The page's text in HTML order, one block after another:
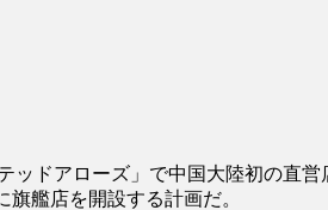
ドアローズ」で中国大陸初の直営
艦店を開設する計画だ。